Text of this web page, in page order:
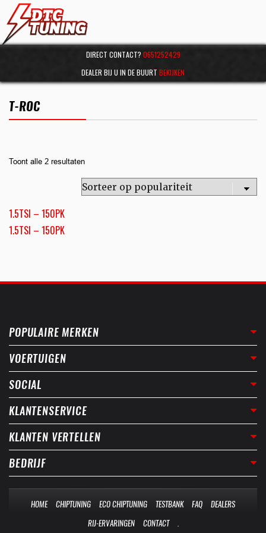
DIRECT CONTACT? 0651252429
DEALER BIJ U IN DE BUURT BEKIJKEN
T-ROC
Toont alle 2 resultaten
1.5TSI – 150PK
1.5TSI – 150PK
POPULAIRE MERKEN
VOERTUIGEN
SOCIAL
KLANTENSERVICE
KLANTEN VERTELLEN
BEDRIJF
HOME CHIPTUNING ECO CHIPTUNING TESTBANK FAQ
DEALERS
RIJ-ERVARINGEN
CONTACT